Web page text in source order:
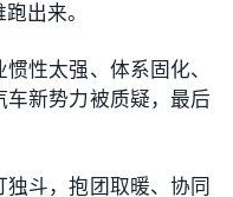
出来。
性太强、体系固化、
新势力被质疑，最后
斗，抱团取暖、协同